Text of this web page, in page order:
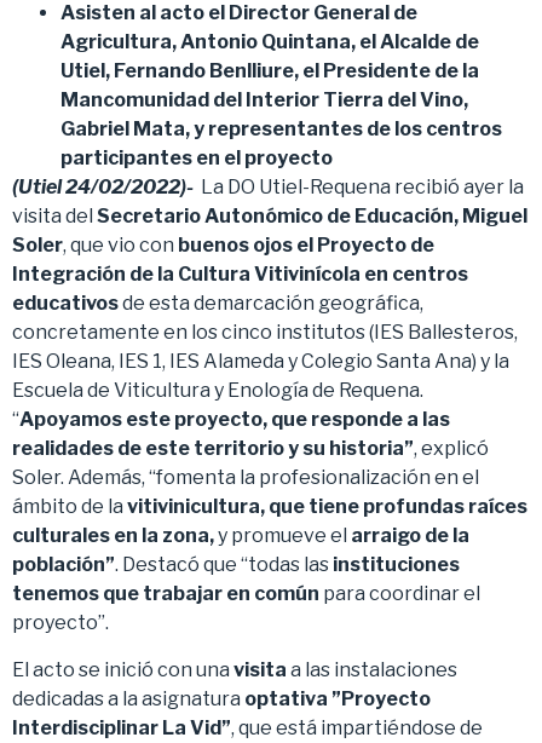
Asisten al acto el Director General de
Agricultura, Antonio Quintana, el Alcalde de
Utiel, Fernando Benlliure, el Presidente de la
Mancomunidad del Interior Tierra del Vino,
Gabriel Mata, y representantes de los centros
participantes en el proyecto
(Utiel 24/02/2022)- La DO Utiel-Requena recibió ayer la
visita del Secretario Autonómico de Educación, Miguel
Soler, que vio con buenos ojos el Proyecto de
Integración de la Cultura Vitivinícola en centros
educativosde esta demarcación geográfica,
concretamente en los cinco institutos (IES Ballesteros,
IES Oleana, IES 1, IES Alameda y Colegio Santa Ana) y la
Escuela de Viticultura y Enología de Requena.
“Apoyamos este proyecto, que responde a las
realidades de este territorio y su historia”, explicó
Soler. Además, “fomenta la profesionalización en el
ámbito de la vitivinicultura, que tiene profundas raíces
culturales en la zona,y promueve el arraigo de la
población”. Destacó que “todas las instituciones
tenemos que trabajar en común para coordinar el
proyecto”.
El acto se inició con una visita a las instalaciones
dedicadas a la asignatura optativa ”Proyecto
Interdisciplinar La Vid”, que está impartiéndose de